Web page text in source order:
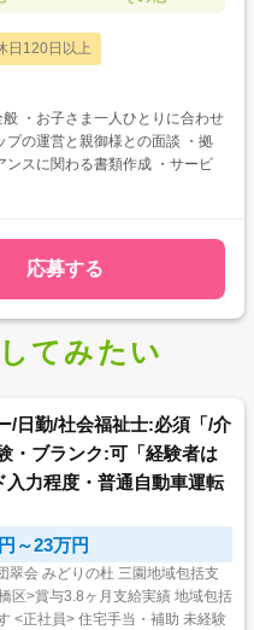
日120日以上
・お子さま一人ひとりに合わせ
プの運営と親御様との面談 ・拠
ンスに関わる書類作成 ・サービ
応募する
てみたい
/日勤/社会福祉士:必須「/介
・ブランク:可「経験者は
力程度・普通自動車運転
～23万円
・補助 未経験